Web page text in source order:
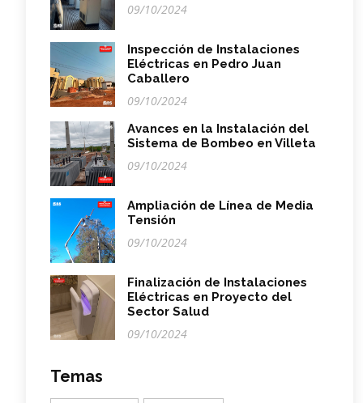
09/10/2024
Inspección de Instalaciones
Eléctricas en Pedro Juan
Caballero
09/10/2024
Avances en la Instalación del
Sistema de Bombeo en Villeta
09/10/2024
Ampliación de Línea de Media
Tensión
09/10/2024
Finalización de Instalaciones
Eléctricas en Proyecto del
Sector Salud
09/10/2024
Temas